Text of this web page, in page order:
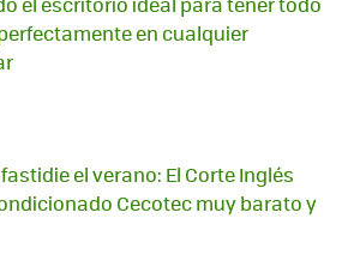
en cualquier
el verano: El Corte Inglés
Cecotec muy barato y